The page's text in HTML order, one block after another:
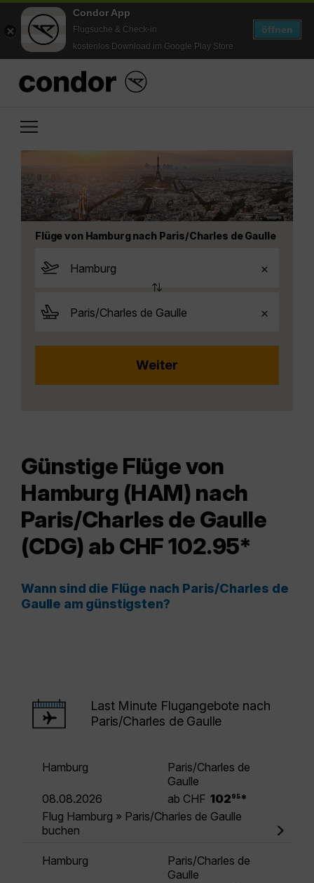
Condor App
Flugsuche & Check-in
kostenlos Download im Google Play Store
öffnen
Flüge von Hamburg nach Paris/Charles de Gaulle
Günstige Flüge von
Hamburg (HAM) nach
Paris/Charles de Gaulle
(CDG) ab CHF 102.95*
Wann sind die Flüge nach Paris/Charles de
Gaulle am günstigsten?
Last Minute Flugangebote nach
Paris/Charles de Gaulle
Hamburg
Paris/Charles de
Gaulle
08.08.2026
ab CHF 102 95 *
Flug Hamburg » Paris/Charles de Gaulle
buchen
Hamburg
Paris/Charles de
Gaulle